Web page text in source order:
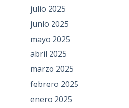
julio 2025
junio 2025
mayo 2025
abril 2025
marzo 2025
febrero 2025
enero 2025